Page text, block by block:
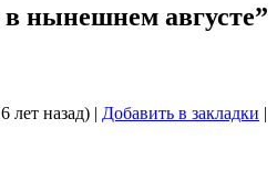
в нынешнем августе”
лет назад) | Добавить в закладки |